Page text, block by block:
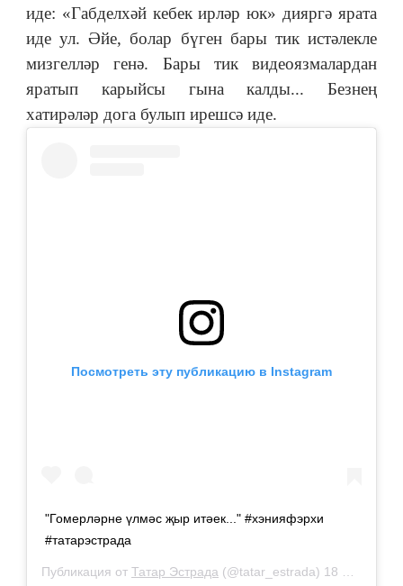
иде: «Габделхәй кебек ирләр юк» дияргә ярата
иде ул. Әйе, болар бүген бары тик истәлекле
мизгелләр генә. Бары тик видеоязмалардан
яратып карыйсы гына калды... Безнең
хатирәләр дога булып ирешсә иде.
Посмотреть эту публикацию в Instagram
"Гомерләрне үлмәс җыр итәек..." #хэнияфэрхи
#татарэстрада
Публикация от Татар Эстрада (@tatar_estrada) 18 Янв 2019 в 8:04 PST